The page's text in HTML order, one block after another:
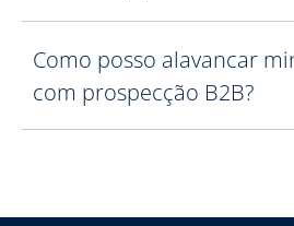
Como posso alavancar
com prospecção B2B?